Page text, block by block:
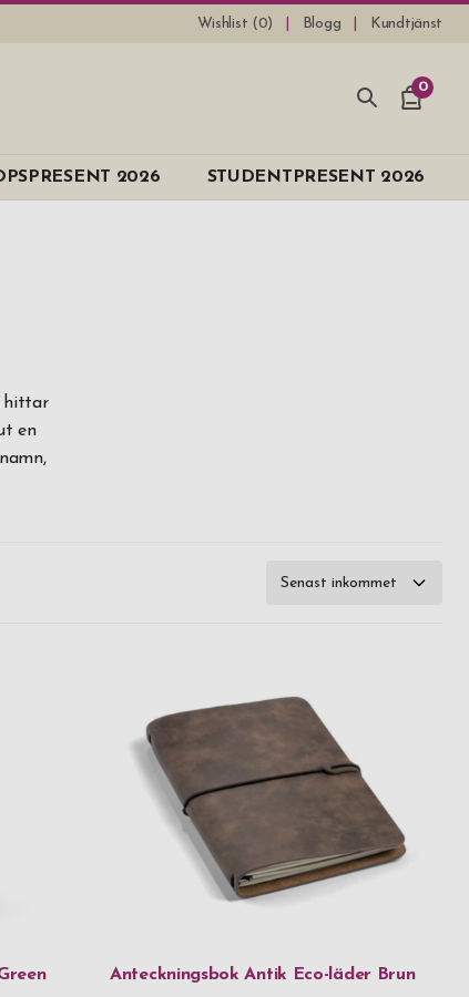
Wishlist (0) Blogg Kundtjänst
0
2026 STUDENTPRESENT 2026
hittar
en
Anteckningsbok Antik Eco-läder Brun